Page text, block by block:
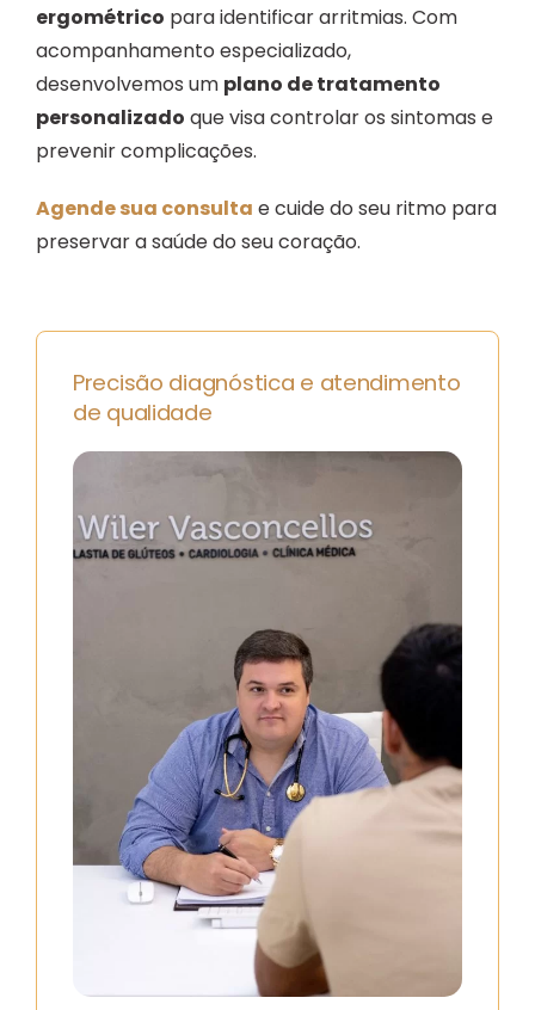
ergométrico para identificar arritmias. Com
acompanhamento especializado,
desenvolvemos um plano de tratamento
personalizado que visa controlar os sintomas e
prevenir complicações.
Agende sua consulta e cuide do seu ritmo para
preservar a saúde do seu coração.
Precisão diagnóstica e atendimento
de qualidade